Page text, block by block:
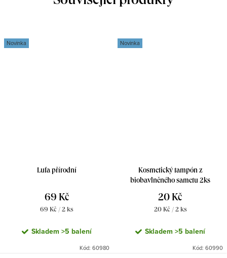
Novinka
Lufa přírodní
69 Kč
Měrná
69 Kč / 2 ks
Skladem >5 balení
Kód: 60980
Novinka
Kosmetický tampón z
biobavlněného sametu 2ks
20 Kč
Měrná
20 Kč / 2 ks
Skladem >5 balení
Kód: 60990